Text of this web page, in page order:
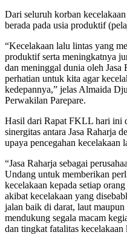
Dari seluruh korban
berada pada usia produktif
“Kecelakaan lalu lintas yang
produktif serta meningkatnya
dan meninggal dunia oleh Jasa
perhatian untuk kita agar
kedepannya,” jelas Almaida
Perwakilan Parepare.
Hasil dari Rapat FKLL hari ini
sinergitas antara Jasa Raharja
upaya pencegahan kecelakaan
“Jasa Raharja sebagai
Undang untuk memberikan
kecelakaan kepada setiap
akibat kecelakaan yang
jalan baik di darat, laut maupun
mendukung segala macam
dan tingkat fatalitas